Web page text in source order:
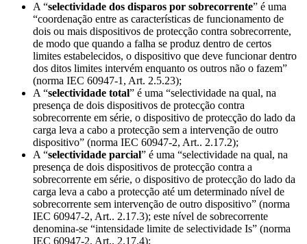
A “selectividade dos disparos por sobrecorrente” é uma
“coordenação entre as características de funcionamento de
dois ou mais dispositivos de protecção contra sobrecorrente,
de modo que quando a falha se produz dentro de certos
limites estabelecidos, o dispositivo que deve funcionar dentro
dos ditos limites intervém enquanto os outros não o fazem”
(norma IEC 60947-1, Art. 2.5.23);
A “selectividade total” é uma “selectividade na qual, na
presença de dois dispositivos de protecção contra
sobrecorrente em série, o dispositivo de protecção do lado da
carga leva a cabo a protecção sem a intervenção de outro
dispositivo” (norma IEC 60947-2, Art.. 2.17.2);
A “selectividade parcial” é uma “selectividade na qual, na
presença de dois dispositivos de protecção contra a
sobrecorrente em série, o dispositivo de protecção do lado da
carga leva a cabo a protecção até um determinado nível de
sobrecorrente sem intervenção de outro dispositivo” (norma
IEC 60947-2, Art.. 2.17.3); este nível de sobrecorrente
denomina-se “intensidade limite de selectividade Is” (norma
IEC 60947-2, Art.. 2.17.4);